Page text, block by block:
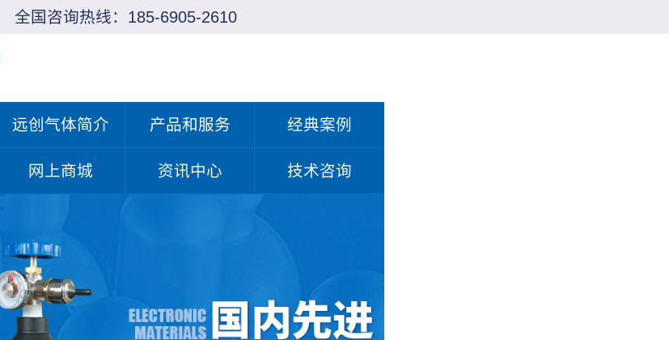
全国咨询热线： 185-6905-2610
远创气体简介 产品和服务 经典案例
网上商城 资讯中心 技术咨询